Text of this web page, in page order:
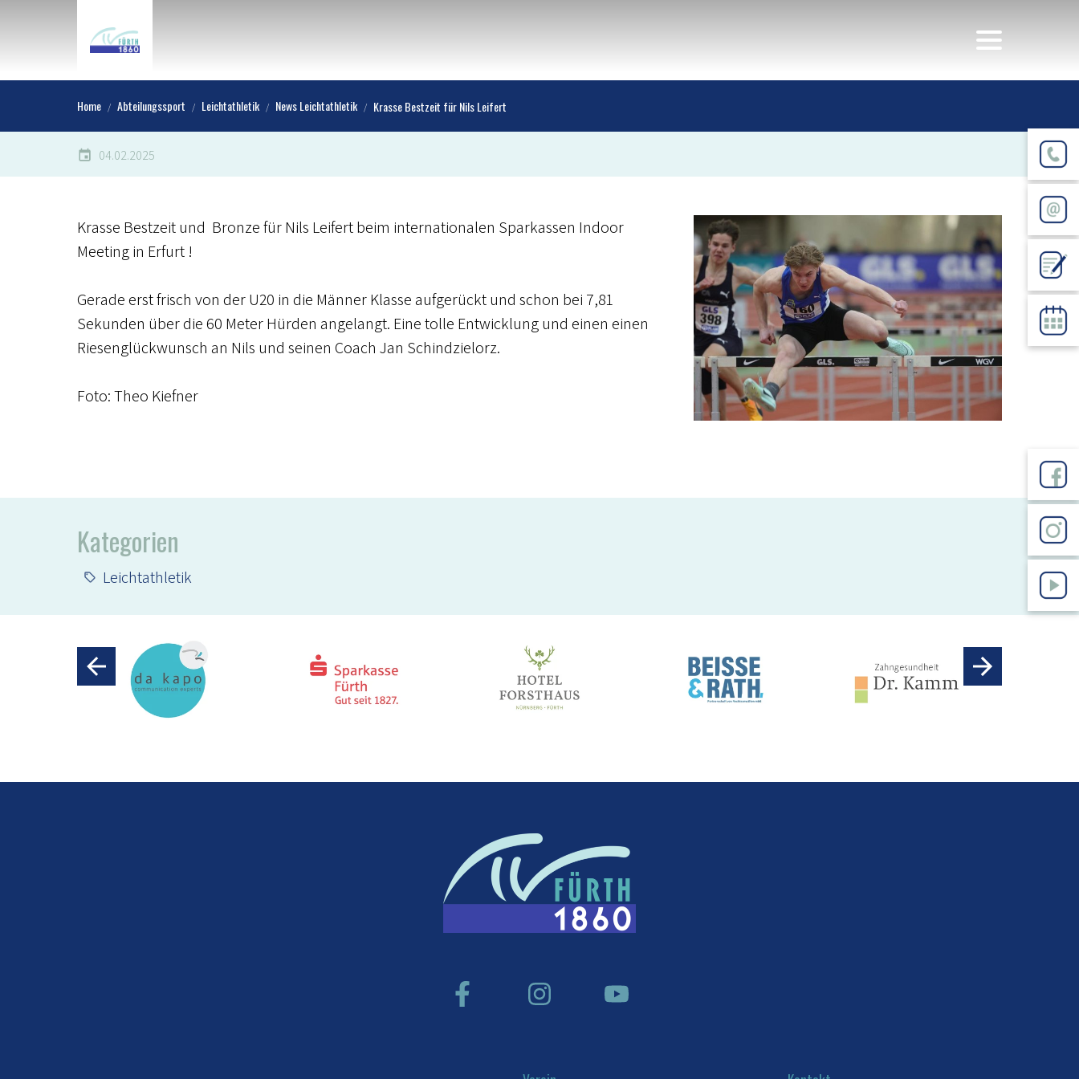
Home Abteilungssport Leichtathletik News Leichtathletik Krasse Bestzeit für Nils Leifert
04.02.2025
Krasse Bestzeit und Bronze für Nils Leifert beim internationalen Sparkassen Indoor
Meeting in Erfurt !
Gerade erst frisch von der U20 in die Männer Klasse aufgerückt und schon bei 7,81
Sekunden über die 60 Meter Hürden angelangt. Eine tolle Entwicklung und einen einen
Riesenglückwunsch an Nils und seinen Coach Jan Schindzielorz.
Foto: Theo Kiefner
Kategorien
Leichtathletik